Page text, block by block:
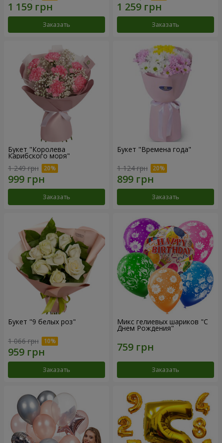
Заказать Заказать
Букет "Королева
Карибского моря"
1 249 грн
Заказать
Букет "Времена года"
1 124 грн
Заказать
Букет "9 белых роз"
1 066 грн
Заказать
Микс гелиевых шариков "C
Днем Рождения"
Заказать